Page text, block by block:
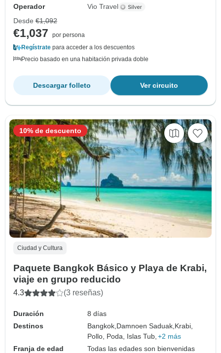
Operador
Vio Travel
Desde €1,092
€1,037
por persona
Regístrate para acceder a los descuentos
Precio basado en una habitación privada doble
Ver circuito
Descargar folleto
Ciudad y Cultura
Paquete Bangkok Básico y Playa de Krabi,
viaje en grupo reducido
4.3 (3 reseñas)
Duración
8 días
Destinos
Bangkok, Damnoen Saduak, Krabi,
Pollo, Poda, Islas Tub, +2 más
Franja de edad
Todas las edades son bienvenidas
10% de descuento